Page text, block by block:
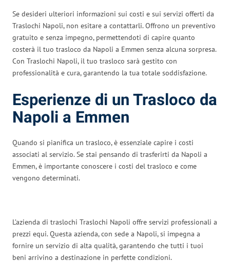
Se desideri ulteriori informazioni sui costi e sui servizi offerti da
Traslochi Napoli, non esitare a contattarli. Offrono un preventivo
gratuito e senza impegno, permettendoti di capire quanto
costerà il tuo trasloco da Napoli a Emmen senza alcuna sorpresa.
Con Traslochi Napoli, il tuo trasloco sarà gestito con
professionalità e cura, garantendo la tua totale soddisfazione.
Esperienze di un Trasloco da
Napoli a Emmen
Quando si pianifica un trasloco, è essenziale capire i costi
associati al servizio. Se stai pensando di trasferirti da Napoli a
Emmen, è importante conoscere i costi del trasloco e come
vengono determinati.
L’azienda di traslochi Traslochi Napoli offre servizi professionali a
prezzi equi. Questa azienda, con sede a Napoli, si impegna a
fornire un servizio di alta qualità, garantendo che tutti i tuoi
beni arrivino a destinazione in perfette condizioni.